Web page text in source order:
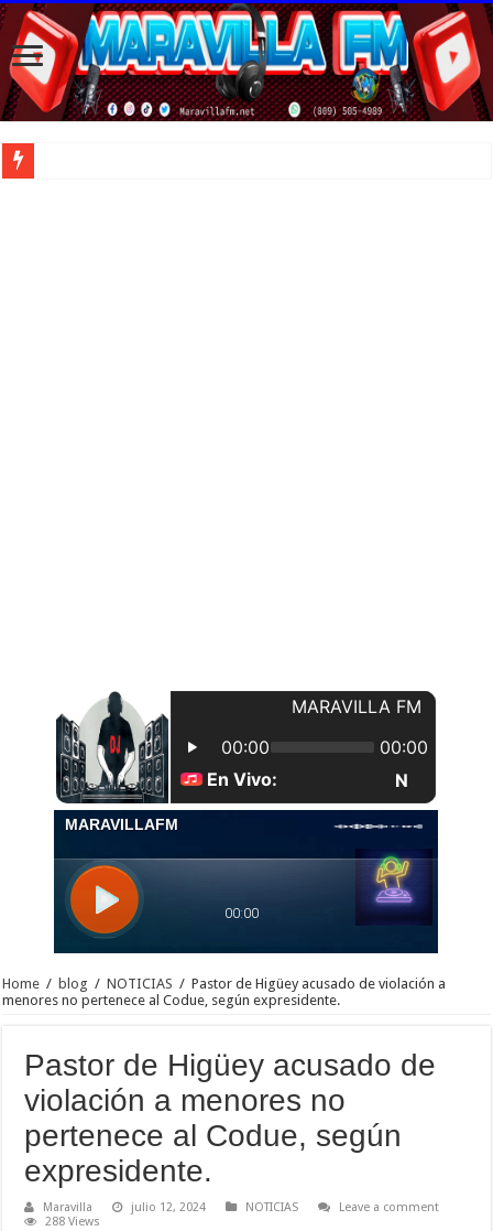
Home / blog / NOTICIAS / Pastor de Higüey acusado de violación a
menores no pertenece al Codue, según expresidente.
Pastor de Higüey acusado de
violación a menores no
pertenece al Codue, según
expresidente.
Maravilla julio 12, 2024 NOTICIAS
Leave a comment
288 Views